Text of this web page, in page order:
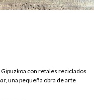
con retales reciclados
una pequeña obra de arte